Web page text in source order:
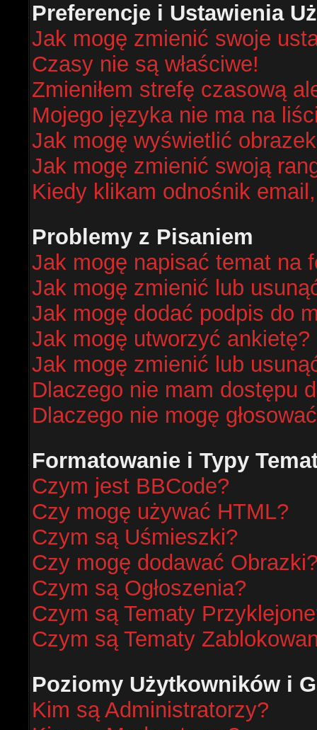
Preferencje i Ustawienia
Jak mogę zmienić swoje
Czasy nie są właściwe!
Zmieniłem strefę czasową
Mojego języka nie ma na
Jak mogę wyświetlić
Jak mogę zmienić swoją
Kiedy klikam odnośnik
Problemy z Pisaniem
Jak mogę napisać temat na
Jak mogę zmienić lub
Jak mogę dodać podpis do
Jak mogę utworzyć ankietę?
Jak mogę zmienić lub
Dlaczego nie mam dostępu
Dlaczego nie mogę
Formatowanie i Typy
Czym jest BBCode?
Czy mogę używać HTML?
Czym są Uśmieszki?
Czy mogę dodawać
Czym są Ogłoszenia?
Czym są Tematy
Czym są Tematy
Poziomy Użytkowników i
Kim są Administratorzy?